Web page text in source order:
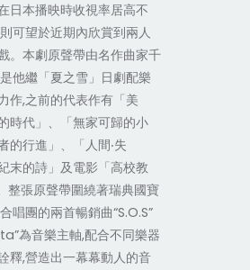
日本播映時收視率居高不
可望於近期內欣賞到兩人
。本劇原聲帶由名作曲家千
他繼「夏之雪」日劇配樂
作,之前的代表作有「美
時代」、「無家可歸的小
的行進」、「人間‧失
末的詩」及電影「高校教
整張原聲帶圍繞著瑞典國寶
唱團的兩首暢銷曲“S.O.S”
為音樂主軸,配合不同樂器
釋,營造出一幕幕動人的音